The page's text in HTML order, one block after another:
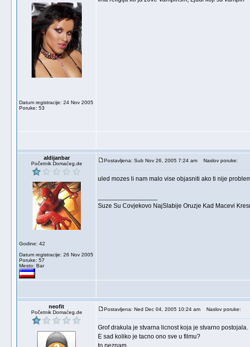
Datum registracije: 24 Nov 2005
Poruke: 53
aldijanbar
Početnik Domaćeg.de
Godine: 42
Datum registracije: 26 Nov 2005
Poruke: 57
Mesto: Bar
Postavljena: Sub Nov 26, 2005 7:24 am Naslov poruke:
uled mozes li nam malo vise objasniti ako ti nije
Suze Su Covjekovo NajSlabije Oruzje Kad Macevi
neofit
Početnik Domaćeg.de
Postavljena: Ned Dec 04, 2005 10:24 am Naslov poruke:
Grof drakula je stvarna licnost koja je stvarno postojala.
E sad koliko je tacno ono sve u filmu?
to neznam.......